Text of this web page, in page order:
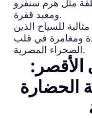
مثل هرم سنفرو
ومعبد قفرة.
للسياح الذين
ومغامرة في قلب
الصحراء المصرية.
الأقصر: